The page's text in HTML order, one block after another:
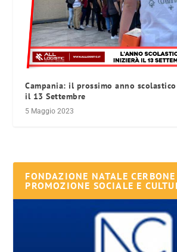
Campania: il prossimo anno
il 13 Settembre
5 Maggio 2023
FONDAZIONE NATALE
PROMOZIONE SOCIALE E